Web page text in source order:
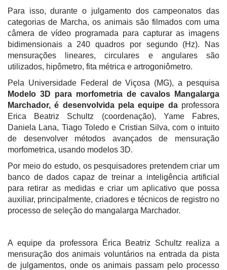
Para isso, durante o julgamento dos campeonatos das
categorias de Marcha, os animais são filmados com uma
câmera de vídeo programada para capturar as imagens
bidimensionais a 240 quadros por segundo (Hz). Nas
mensurações lineares, circulares e angulares são
utilizados, hipômetro, fita métrica e artrogoniômetro.
Pela Universidade Federal de Viçosa (MG), a pesquisa
Modelo 3D para morfometria de cavalos Mangalarga
Marchador, é desenvolvida pela equipe da professora
Erica Beatriz Schultz (coordenação), Yame Fabres,
Daniela Lana, Tiago Toledo e Cristian Silva, com o intuito
de desenvolver métodos avançados de mensuração
morfometrica, usando modelos 3D.
Por meio do estudo, os pesquisadores pretendem criar um
banco de dados capaz de treinar a inteligência artificial
para retirar as medidas e criar um aplicativo que possa
auxiliar, principalmente, criadores e técnicos de registro no
processo de seleção do mangalarga Marchador.
A equipe da
professora Érica Beatriz Schultz realiza a
mensuração dos animais voluntários na entrada da pista
de julgamentos, onde os animais passam pelo processo